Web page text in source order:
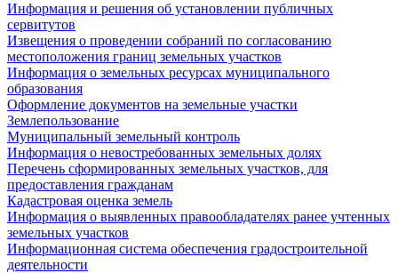
Информация и решения об установлении публичных
сервитутов
Извещения о проведении собраний по согласованию
местоположения границ земельных участков
Информация о земельных ресурсах муниципального
образования
Оформление документов на земельные участки
Землепользование
Муниципальный земельный контроль
Информация о невостребованных земельных долях
Перечень сформированных земельных участков, для
предоставления гражданам
Кадастровая оценка земель
Информация о выявленных правообладателях ранее учтенных
земельных участков
Информационная система обеспечения градостроительной
деятельности